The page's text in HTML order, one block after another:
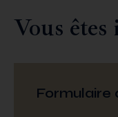
Vous êtes
Formulaire